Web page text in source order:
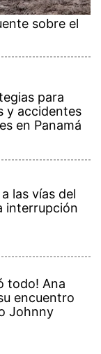
sobre el
para
y accidentes
en Panamá
las vías del
interrupción
todo! Ana
encuentro
Johnny